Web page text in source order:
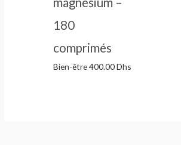
180
comprimés
Bien-être400.00Dhs